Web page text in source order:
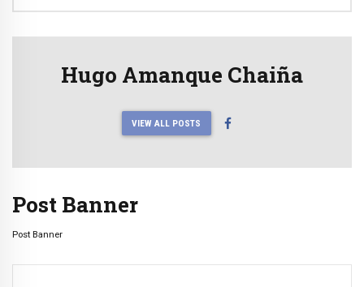
Hugo Amanque Chaiña
VIEW ALL POSTS
Post Banner
Post Banner